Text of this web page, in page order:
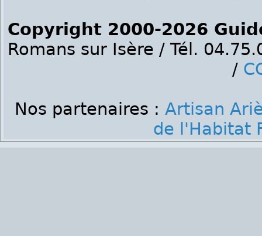
Copyright 2000-2026
Romans sur Isère / Tél.
/
Nos partenaires : Artisan
de l'Habitat